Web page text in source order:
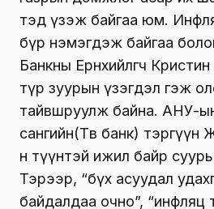
тэд үзэж байгаа юм.
бүр нэмэгдэж байгаа
Банкны Ерөнхийлөгч
түр зуурын үзэгдэл гэж
тайвшруулж байна. АНУ-ын
сангийн(Төв банк) тэргүүн
н түүнтэй ижил байр
Тэрээр, “бүх асуудал
байдалдаа очно”, “инфляц